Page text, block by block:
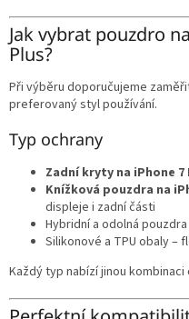
Jak vybrat pouzdro
Plus?
Při výběru doporučujeme
preferovaný styl používání.
Typ ochrany
Zadní kryty na iPhone 7
Knížková pouzdra na
displeje i zadní části
Hybridní a odolná
Silikonové a TPU obaly –
Každý typ nabízí jinou